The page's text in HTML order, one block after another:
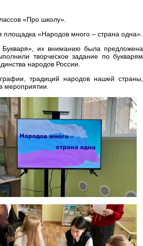
«Про школу».
площадка «Народов много – страна одна».
их вниманию была предложена
творческое задание по букварям
народов России.
традиций народов нашей страны,
мероприятии.